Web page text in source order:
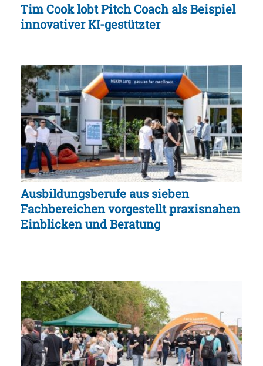
Tim Cook lobt Pitch Coach als Beispiel
innovativer KI-gestützter
Ausbildungsberufe aus sieben
Fachbereichen vorgestellt praxisnahen
Einblicken und Beratung